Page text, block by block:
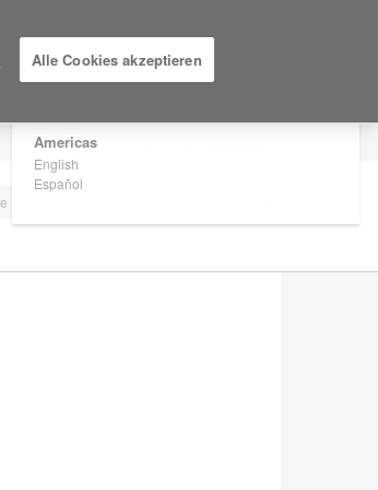
Are you in United States?
Americas
English
Español
Alle Cookies akzeptieren